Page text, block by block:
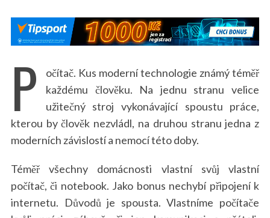
P
očítač. Kus moderní technologie známý téměř
každému člověku. Na jednu stranu velice
užitečný stroj vykonávající spoustu práce,
kterou by člověk nezvládl, na druhou stranu jedna z
moderních závislostí a nemocí této doby.
Téměř všechny domácnosti vlastní svůj vlastní
počítač, či notebook. Jako bonus nechybí připojení k
internetu. Důvodů je spousta. Vlastníme počítače